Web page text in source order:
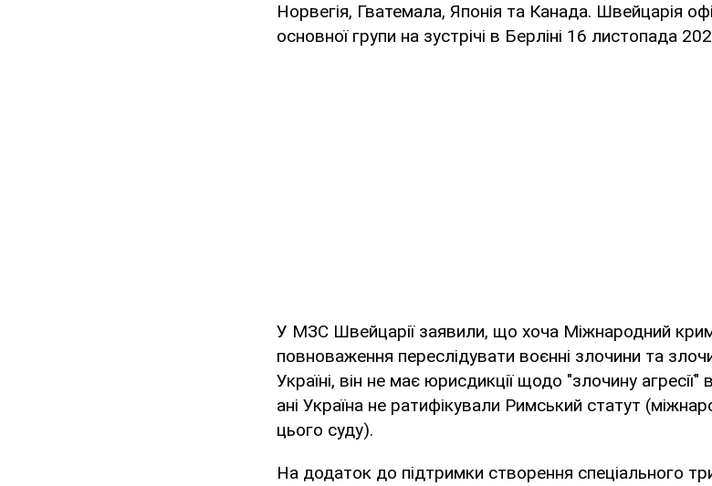
Норвегія, Гватемала, Японія та Канада. Швейцарія
основної групи на зустрічі в Берліні 16 листопада
У МЗС Швейцарії заявили, що хоча Міжнародний
повноваження переслідувати воєнні злочини та
Україні, він не має юрисдикції щодо "злочину агресії" в
ані Україна не ратифікували Римський статут
цього суду).
На додаток до підтримки створення спеціального